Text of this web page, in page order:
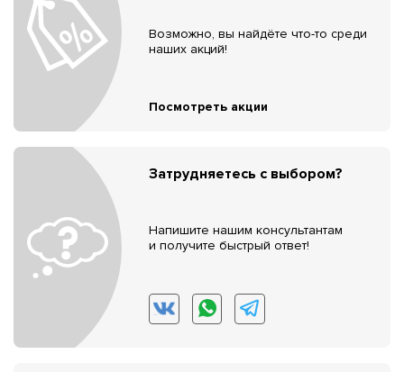
Возможно, вы найдёте что-то среди
наших акций!
Посмотреть акции
Затрудняетесь с выбором?
Напишите нашим консультантам
и получите быстрый ответ!